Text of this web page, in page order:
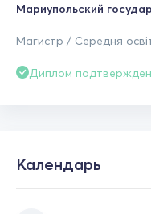
Мариупольский
Магистр / Середня
Диплом подтвержден
Календарь